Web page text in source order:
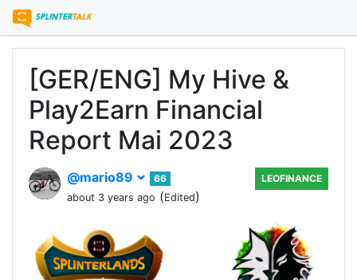
[GER/ENG] My Hive &
Play2Earn Financial
Report Mai 2023
@mario89
66
about 3 years ago (Edited)
LEOFINANCE